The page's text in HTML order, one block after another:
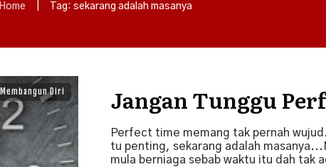
Home Tag: sekarang adalah masanya
Membangun Diri Jangan Tunggu
Perfect time memang tak pernah
tu penting, sekarang adalah
mula berniaga sebab waktu itu dah tak